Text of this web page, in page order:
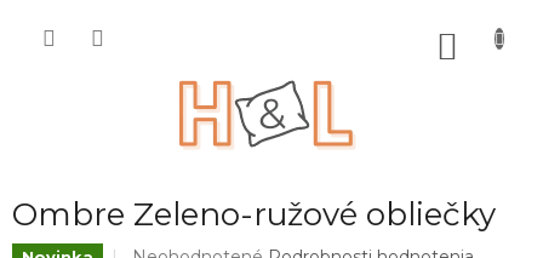
Ombre Zeleno-ružové obliečky